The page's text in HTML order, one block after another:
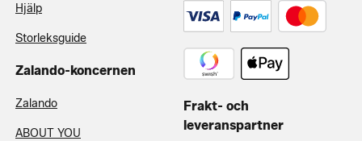
Hjälp
Storleksguide
Zalando-koncernen
Zalando
ABOUT YOU
Frakt- och
leveranspartner